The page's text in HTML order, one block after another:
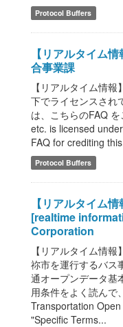
Protocol Buffers
【リアルタイム
合事業課
【リアルタイム情
下でライセンスされ
は、こちらのFAQ
etc. is licensed
FAQ for crediting
Protocol Buffers
【リアルタイム
[realtime
Corporation
【リアルタイム情
祢市を運行するバス
通オープンデータ基
用条件をよく読んで
Transportation
"Specific Terms...